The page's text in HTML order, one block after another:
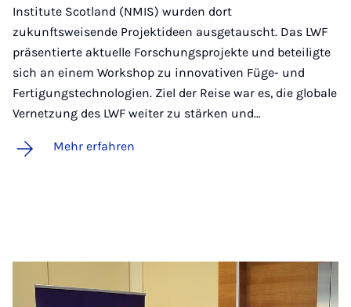
Institute Scotland (NMIS) wurden dort
zukunftsweisende Projektideen ausgetauscht. Das LWF
präsentierte aktuelle Forschungsprojekte und beteiligte
sich an einem Workshop zu innovativen Füge- und
Fertigungstechnologien. Ziel der Reise war es, die globale
Vernetzung des LWF weiter zu stärken und…
Mehr erfahren